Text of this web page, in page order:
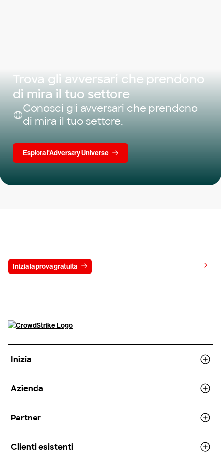
Trova gli avversari che prendono
di mira il tuo settore
Conosci gli avversari che prendono
di mira il tuo settore.
Esplora l'Adversary Universe
Inizia la prova gratuita
Inizia
Azienda
Partner
Clienti esistenti